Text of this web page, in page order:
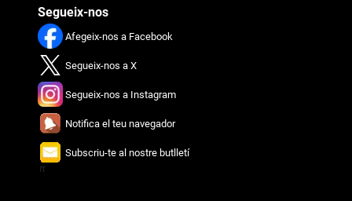
Segueix-nos
Afegeix-nos a Facebook
Segueix-nos a X
Segueix-nos a Instagram
Notifica el teu navegador
Subscriu-te al nostre butlletí
π